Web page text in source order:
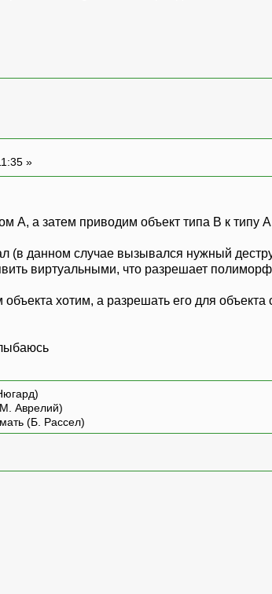
»
A, а затем приводим объект типа B к
(в данном случае вызывался нужный
виртуальными, что разрешает
хотим, а разрешать его для
Аврелий)
(Б. Рассел)